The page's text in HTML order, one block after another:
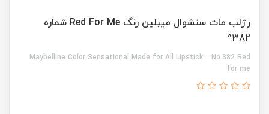
رژلب مات سنشوال میبلین رنگ Red For Me شماره
382^
Maybelline Color Sensational Made for All Lipstick – No.382 Red
for me